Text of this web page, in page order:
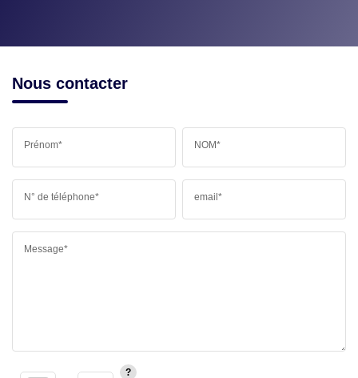
Nous contacter
Prénom* NOM*
N° de téléphone* email*
Message*